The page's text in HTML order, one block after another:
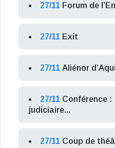
27/11 Forum de
27/11 Exit
27/11 Aliénor
27/11 Conférence
judiciaire...
27/11 Coup de